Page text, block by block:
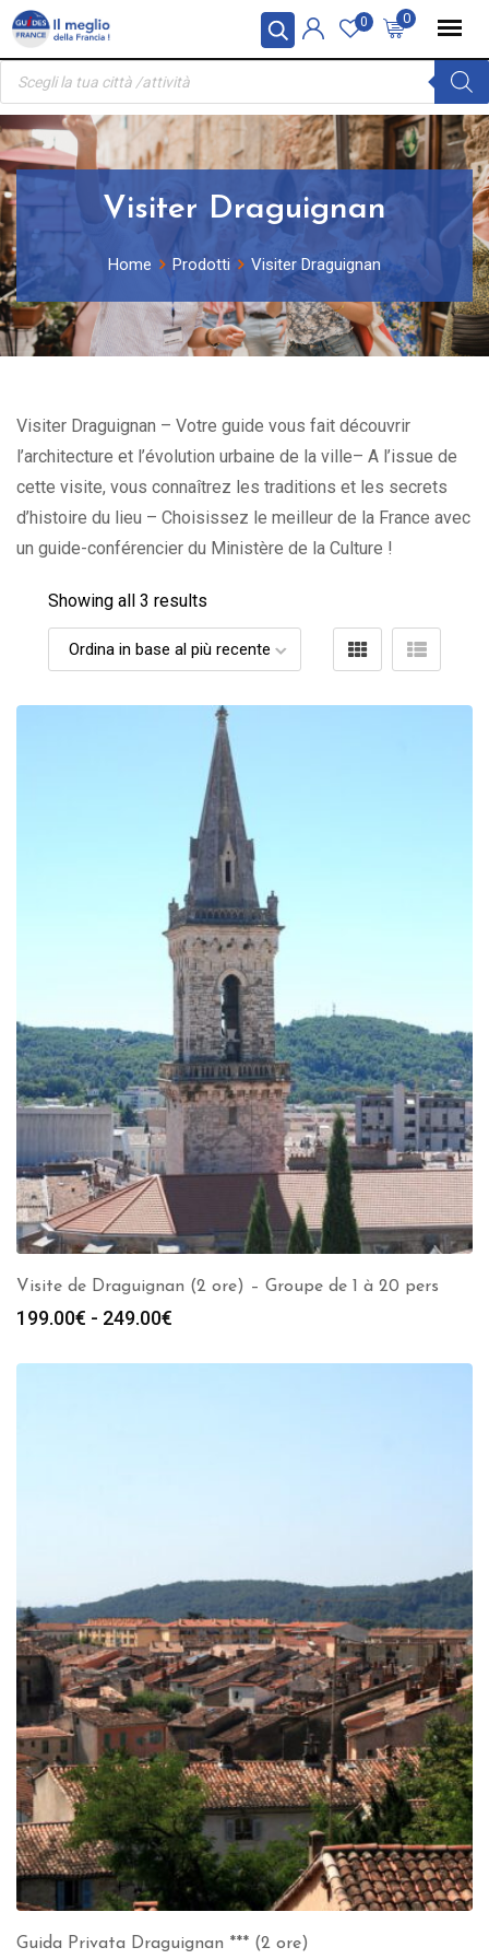
Pannello di gestione dei cookies
Skip
content
0
0
Ricerca
prodotti
Visiter Draguignan
Home Prodotti Visiter Draguignan
Visiter Draguignan – Votre guide vous fait découvrir
l’architecture et l’évolution urbaine de la ville– A l’issue de
cette visite, vous connaîtrez les traditions et les secrets
d’histoire du lieu – Choisissez le meilleur de la France avec
un guide-conférencier du Ministère de la Culture !
Showing all 3 results
Visite de Draguignan (2 ore) – Groupe de 1 à 20 pers
199.00€ - 249.00€
prezzo:
Guida Privata Draguignan *** (2 ore)